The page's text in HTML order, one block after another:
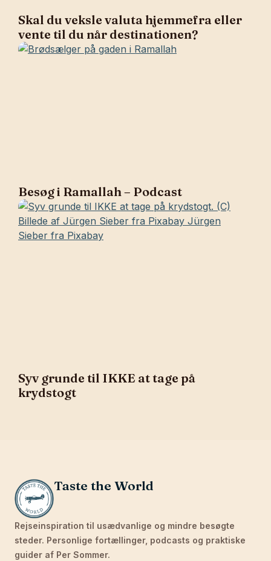
Skal du veksle valuta hjemmefra eller
vente til du når destinationen?
Besøg i Ramallah – Podcast
Syv grunde til IKKE at tage på
krydstogt
Taste the World
Rejseinspiration til usædvanlige og mindre besøgte
steder. Personlige fortællinger, podcasts og praktiske
guider af Per Sommer.